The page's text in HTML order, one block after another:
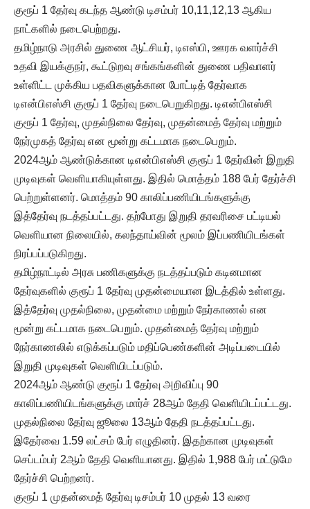
குரூப் 1 தேர்வு கடந்த ஆண்டு டிசம்பர் 10,11,12,13 ஆகிய
நாட்களில் நடைபெற்றது.
தமிழ்நாடு அரசில் துணை ஆட்சியர், டிஎஸ்பி, ஊரக வளர்ச்சி
உதவி இயக்குநர், கூட்டுறவு சங்கங்களின் துணை பதிவாளர்
உள்ளிட்ட முக்கிய பதவிகளுக்கான போட்டித் தேர்வாக
டிஎன்பிஎஸ்சி குரூப் 1 தேர்வு நடைபெறுகிறது. டிஎன்பிஎஸ்சி
குரூப் 1 தேர்வு, முதல்நிலை தேர்வு, முதன்மைத் தேர்வு மற்றும்
நேர்முகத் தேர்வு என மூன்று கட்டமாக நடைபெறும்.
2024ஆம் ஆண்டுக்கான டிஎன்பிஎஸ்சி குரூப் 1 தேர்வின் இறுதி
முடிவுகள் வெளியாகியுள்ளது. இதில் மொத்தம் 188 பேர் தேர்ச்சி
பெற்றுள்ளனர். மொத்தம் 90 காலிப்பணியிடங்களுக்கு
இத்தேர்வு நடத்தப்பட்டது. தற்போது இறுதி தரவரிசை பட்டியல்
வெளியான நிலையில், கலந்தாய்வின் மூலம் இப்பணியிடங்கள்
நிரப்பப்படுகிறது.
தமிழ்நாட்டில் அரசு பணிகளுக்கு நடத்தப்படும் கடினமான
தேர்வுகளில் குரூப் 1 தேர்வு முதன்மையான இடத்தில் உள்ளது.
இத்தேர்வு முதல்நிலை, முதன்மை மற்றும் நேர்காணல் என
மூன்று கட்டமாக நடைபெறும். முதன்மைத் தேர்வு மற்றும்
நேர்காணலில் எடுக்கப்படும் மதிப்பெண்களின் அடிப்படையில்
இறுதி முடிவுகள் வெளியிடப்படும்.
2024ஆம் ஆண்டு குரூப் 1 தேர்வு அறிவிப்பு 90
காலிப்பணியிடங்களுக்கு மார்ச் 28ஆம் தேதி வெளியிடப்பட்டது.
முதல்நிலை தேர்வு ஜூலை 13ஆம் தேதி நடத்தப்பட்டது.
இதேர்வை 1.59 லட்சம் பேர் எழுதினர். இதற்கான முடிவுகள்
செப்டம்பர் 2ஆம் தேதி வெளியானது. இதில் 1,988 பேர் மட்டுமே
தேர்ச்சி பெற்றனர்.
குரூப் 1 முதன்மைத் தேர்வு டிசம்பர் 10 முதல் 13 வரை